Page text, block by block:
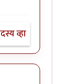
व्हा